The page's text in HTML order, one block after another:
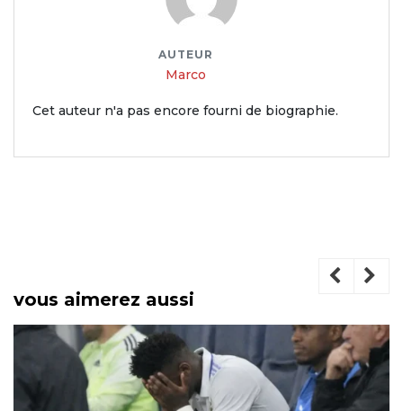
AUTEUR
Marco
Cet auteur n'a pas encore fourni de biographie.
vous aimerez aussi